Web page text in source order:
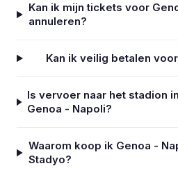
Kan ik mijn tickets voor
annuleren?
Kan ik veilig betalen
Is vervoer naar het stadion
Genoa - Napoli?
Waarom koop ik Genoa -
Stadyo?